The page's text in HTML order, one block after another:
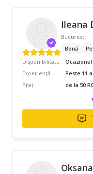
Ileana
Bucuresti
Bonă
Disponibilitate
Ocazional
Experiență
Peste 11
Preț
de la 50